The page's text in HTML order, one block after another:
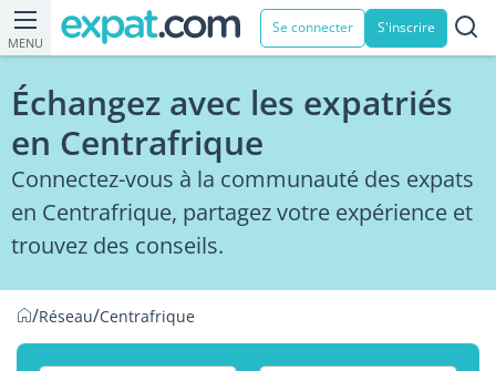
MENU
Se connecter S'inscrire
Échangez avec les expatriés
en Centrafrique
Connectez-vous à la communauté des expats
en Centrafrique, partagez votre expérience et
trouvez des conseils.
/Réseau/Centrafrique